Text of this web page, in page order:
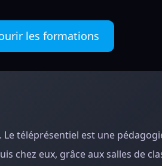
les formations
téléprésentiel est une
chez eux, grâce aux salles de